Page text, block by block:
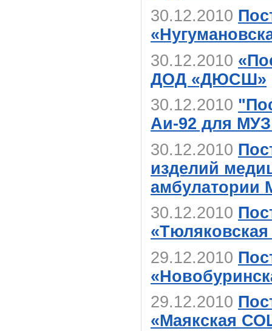
30.12.2010
30.12.2010
ДОД «ДЮСШ»
30.12.2010
Аи-92 для
30.12.2010
изделий
амбулатории
30.12.2010
29.12.2010
29.12.2010
«Маякская